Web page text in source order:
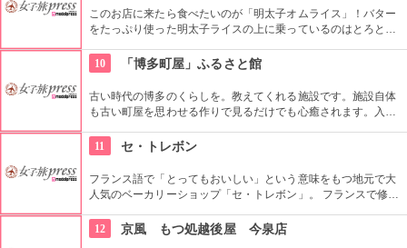
このお店に来たら食べたいのが「明太子オムライス」！バター
をたっぷり使った明太子ライスの上に乗っているのはとろとろ
包み込みます。明太子ライスとの相性もバッチリ！
10 「博多町屋」ふるさと館
古い時代の博多のくらしを。教えてくれる施設です。施設自体
も古い町屋を思わせる作りで見るだけでも心癒されます。入館
のような気になれる、家族で行ってみてほしいスポットです。
11 セ・トレボン
フランス語で「とってもおいしい」という意味をもつ地元で大
人気のベーカリーショップ「セ・トレボン」。 フランスで修行
つくり出すパンの中で、特に、ハード系の自家製パンが大人
気。 もちろん、サンドイッチ、あんぱん。メロンパンや食パン
12 京風 もつ処越後屋 今泉店